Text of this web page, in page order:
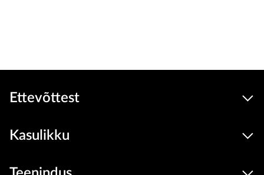
Ettevõttest
Kasulikku